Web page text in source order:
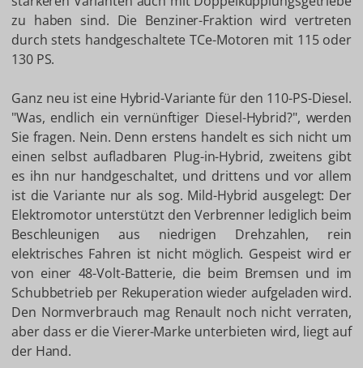
zu haben sind. Die Benziner-Fraktion wird vertreten
durch stets handgeschaltete TCe-Motoren mit 115 oder
130 PS.
Ganz neu ist eine Hybrid-Variante für den 110-PS-Diesel.
"Was, endlich ein vernünftiger Diesel-Hybrid?", werden
Sie fragen. Nein. Denn erstens handelt es sich nicht um
einen selbst aufladbaren Plug-in-Hybrid, zweitens gibt
es ihn nur handgeschaltet, und drittens und vor allem
ist die Variante nur als sog. Mild-Hybrid ausgelegt: Der
Elektromotor unterstützt den Verbrenner lediglich beim
Beschleunigen aus niedrigen Drehzahlen, rein
elektrisches Fahren ist nicht möglich. Gespeist wird er
von einer 48-Volt-Batterie, die beim Bremsen und im
Schubbetrieb per Rekuperation wieder aufgeladen wird.
Den Normverbrauch mag Renault noch nicht verraten,
aber dass er die Vierer-Marke unterbieten wird, liegt auf
der Hand.